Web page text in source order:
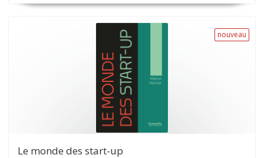
nouveau
Le monde des start-up